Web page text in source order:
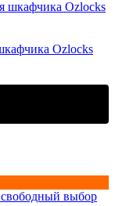
Ozlocks